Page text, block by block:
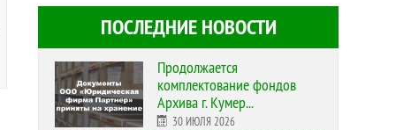
ПОСЛЕДНИЕ НОВОСТИ
Продолжается
комплектование фондов
Архива г. Кумер...
30 ИЮЛЯ 2026